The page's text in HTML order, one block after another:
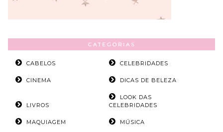
CATEGORIAS
CABELOS CELEBRIDADES
CINEMA DICAS DE BELEZA
LIVROS
LOOK DAS
CELEBRIDADES
MAQUIAGEM MÚSICA